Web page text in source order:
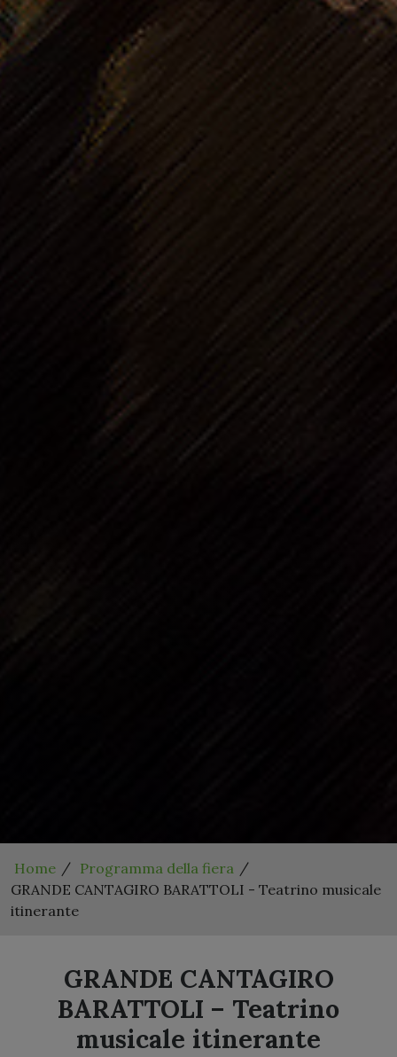
Home
Programma della fiera
GRANDE CANTAGIRO BARATTOLI - Teatrino musicale
itinerante
GRANDE CANTAGIRO
BARATTOLI – Teatrino
musicale itinerante